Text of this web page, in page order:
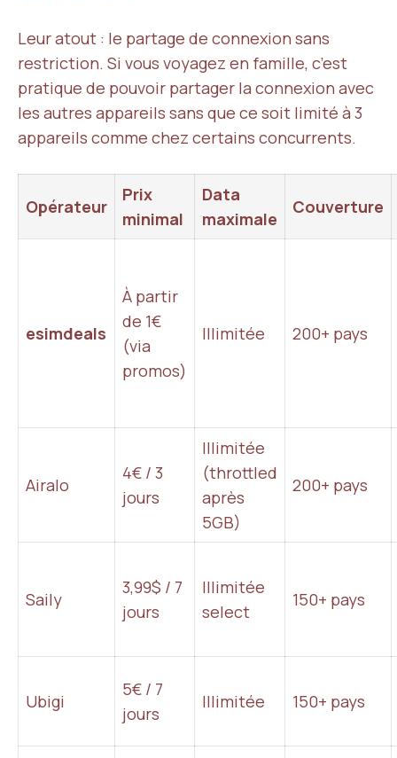
Leur atout : le partage de connexion sans
restriction. Si vous voyagez en famille, c’est
pratique de pouvoir partager la connexion avec
les autres appareils sans que ce soit limité à 3
appareils comme chez certains concurrents.
Opérateur
Prix
minimal
Data
maximale
Couverture
esimdeals
À partir
de 1€
(via
promos)
Illimitée 200+ pays
Airalo
4€ / 3
jours
Illimitée
(throttled
après
5GB)
200+ pays
Saily
3,99$ / 7
jours
Illimitée
select
150+ pays
Ubigi
5€ / 7
jours
Illimitée 150+ pays